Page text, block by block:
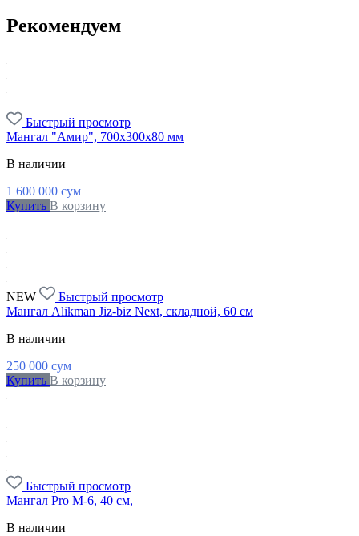
Рекомендуем
Быстрый просмотр
Мангал "Амир", 700х300х80 мм
В наличии
1 600 000 сум
Купить В корзину
NEW
Быстрый просмотр
Мангал Alikman Jiz-biz Next, складной, 60 см
В наличии
250 000 сум
Купить В корзину
Быстрый просмотр
Мангал Pro M-6, 40 см,
В наличии